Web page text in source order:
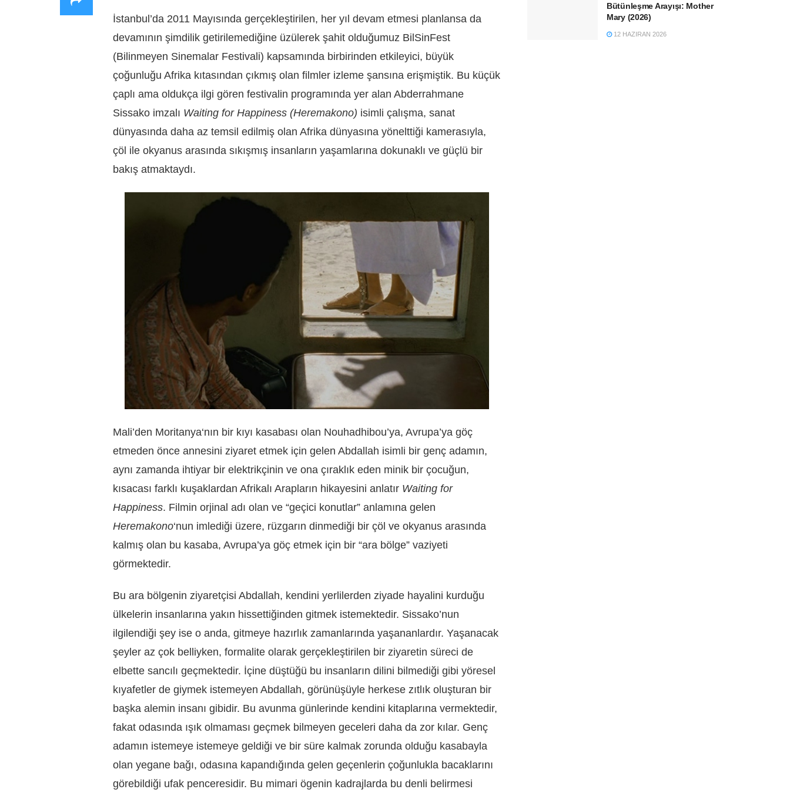
İstanbul’da 2011 Mayısında gerçekleştirilen, her yıl devam etmesi planlansa da
devamının şimdilik getirilemediğine üzülerek şahit olduğumuz BilSinFest
(Bilinmeyen Sinemalar Festivali) kapsamında birbirinden etkileyici, büyük
çoğunluğu Afrika kıtasından çıkmış olan filmler izleme şansına erişmiştik. Bu küçük
çaplı ama oldukça ilgi gören festivalin programında yer alan Abderrahmane
Sissako imzalı Waiting for Happiness (Heremakono) isimli çalışma, sanat
dünyasında daha az temsil edilmiş olan Afrika dünyasına yönelttiği kamerasıyla,
çöl ile okyanus arasında sıkışmış insanların yaşamlarına dokunaklı ve güçlü bir
bakış atmaktaydı.
Mali’den Moritanya‘nın bir kıyı kasabası olan Nouhadhibou’ya, Avrupa’ya göç
etmeden önce annesini ziyaret etmek için gelen Abdallah isimli bir genç adamın,
aynı zamanda ihtiyar bir elektrikçinin ve ona çıraklık eden minik bir çocuğun,
kısacası farklı kuşaklardan Afrikalı Arapların hikayesini anlatır Waiting for
Happiness. Filmin orjinal adı olan ve “geçici konutlar” anlamına gelen
Heremakono‘nun imlediği üzere, rüzgarın dinmediği bir çöl ve okyanus arasında
kalmış olan bu kasaba, Avrupa’ya göç etmek için bir “ara bölge” vaziyeti
görmektedir.
Bu ara bölgenin ziyaretçisi Abdallah, kendini yerlilerden ziyade hayalini kurduğu
ülkelerin insanlarına yakın hissettiğinden gitmek istemektedir. Sissako’nun
ilgilendiği şey ise o anda, gitmeye hazırlık zamanlarında yaşananlardır. Yaşanacak
şeyler az çok belliyken, formalite olarak gerçekleştirilen bir ziyaretin süreci de
elbette sancılı geçmektedir. İçine düştüğü bu insanların dilini bilmediği gibi yöresel
kıyafetler de giymek istemeyen Abdallah, görünüşüyle herkese zıtlık oluşturan bir
başka alemin insanı gibidir. Bu avunma günlerinde kendini kitaplarına vermektedir,
fakat odasında ışık olmaması geçmek bilmeyen geceleri daha da zor kılar. Genç
adamın istemeye istemeye geldiği ve bir süre kalmak zorunda olduğu kasabayla
olan yegane bağı, odasına kapandığında gelen geçenlerin çoğunlukla bacaklarını
görebildiği ufak penceresidir. Bu mimari ögenin kadrajlarda bu denli belirmesi
Bütünleşme Arayışı: Mother
Mary (2026)
12 HAZIRAN 2026